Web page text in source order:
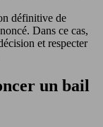
définitive de
Dans ce cas,
et respecter
un bail